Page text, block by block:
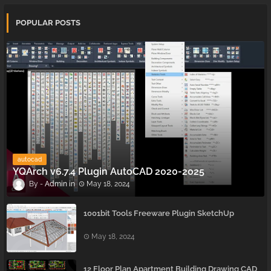
POPULAR POSTS
autocad
YQArch v6.7.4 Plugin AutoCAD 2020-2025
Admin May 18, 2024
1001bit Tools Freeware Plugin SketchUp
May 18, 2024
12 Floor Plan Apartment Building Drawing CAD